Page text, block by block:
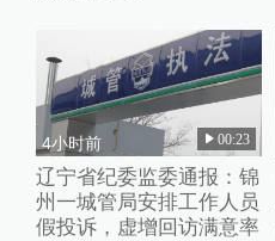
4小时前 00:23
辽宁省纪委监委通报：锦
州一城管局安排工作人员
假投诉，虚增回访满意率